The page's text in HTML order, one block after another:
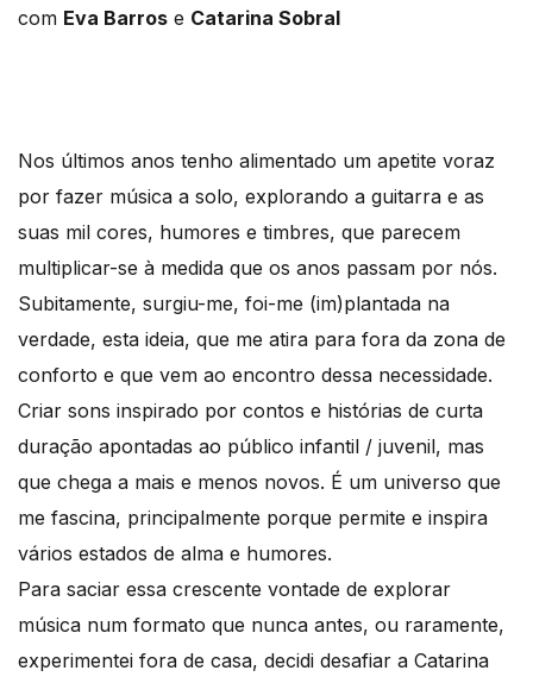
com Eva Barros e Catarina Sobral
Nos últimos anos tenho alimentado um apetite voraz
por fazer música a solo, explorando a guitarra e as
suas mil cores, humores e timbres, que parecem
multiplicar-se à medida que os anos passam por nós.
Subitamente, surgiu-me, foi-me (im)plantada na
verdade, esta ideia, que me atira para fora da zona de
conforto e que vem ao encontro dessa necessidade.
Criar sons inspirado por contos e histórias de curta
duração apontadas ao público infantil / juvenil, mas
que chega a mais e menos novos. É um universo que
me fascina, principalmente porque permite e inspira
vários estados de alma e humores.
Para saciar essa crescente vontade de explorar
música num formato que nunca antes, ou raramente,
experimentei fora de casa, decidi desafiar a Catarina